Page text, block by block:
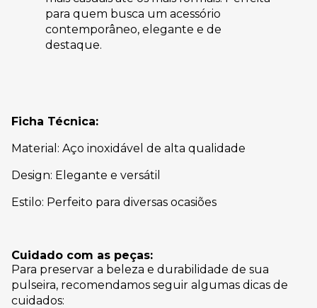
para quem busca um acessório
contemporâneo, elegante e de
destaque.
Ficha Técnica:
Material: Aço inoxidável de alta qualidade
Design: Elegante e versátil
Estilo: Perfeito para diversas ocasiões
Cuidado com as peças:
Para preservar a beleza e durabilidade de sua
pulseira, recomendamos seguir algumas dicas de
cuidados: